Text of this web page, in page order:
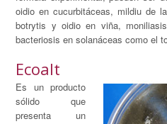
oidio en cucurbitáceas, mildiu de
botrytis y oidio en viña,
bacteriosis en solanáceas como el
Ecoalt
Es un producto
sólido que
presenta un